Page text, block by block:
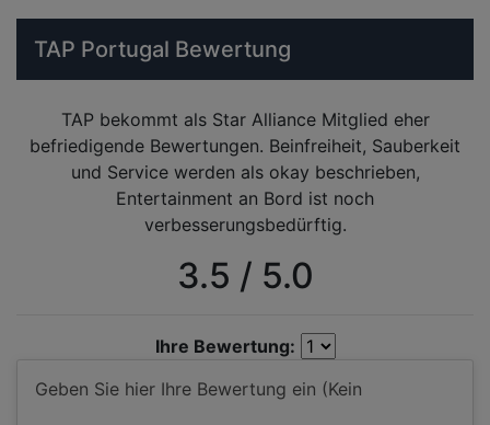
TAP Portugal Bewertung
TAP bekommt als Star Alliance Mitglied eher
befriedigende Bewertungen. Beinfreiheit, Sauberkeit
und Service werden als okay beschrieben,
Entertainment an Bord ist noch
verbesserungsbedürftig.
3.5 / 5.0
Ihre Bewertung: